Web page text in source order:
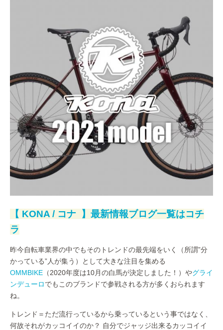
【 KONA / コナ 】最新情報ブログ一覧はコチ
ラ
昨今自転車業界の中でもそのトレンドの最先端をいく（所謂”分
かっている”人が集う）として大きな注目を集める
OMMBIKE （2020年度は10月の白馬が決定しました！）やグライ
ンデューロでもこのブランドで参戦される方が多くおられます
ね。
トレンド＝ただ流行っているから乗っているという事ではなく、
何故それがカッコイイのか？ 自分でジャッジ出来るカッコイイ